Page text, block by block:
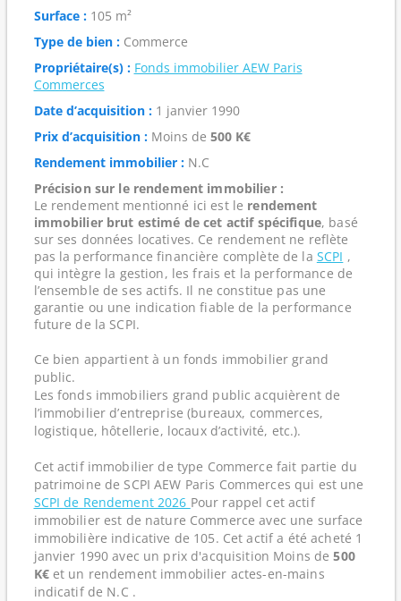
Surface :105 m²
Type de bien :Commerce
Propriétaire(s) : Fonds immobilier AEW Paris
Commerces
Date d’acquisition :1 janvier 1990
Prix d’acquisition :Moins de 500 K€
Rendement immobilier :N.C
Précision sur le rendement immobilier :
Le rendement mentionné ici est le rendement
immobilier brut estimé de cet actif spécifique, basé
sur ses données locatives. Ce rendement ne reflète
pas la performance financière complète de la SCPI ,
qui intègre la gestion, les frais et la performance de
l’ensemble de ses actifs. Il ne constitue pas une
garantie ou une indication fiable de la performance
future de la SCPI.
Ce bien appartient à un fonds immobilier grand
public.
Les fonds immobiliers grand public acquièrent de
l’immobilier d’entreprise (bureaux, commerces,
logistique, hôtellerie, locaux d’activité, etc.).
Cet actif immobilier de type Commerce fait partie du
patrimoine de SCPI AEW Paris Commerces qui est une
SCPI de Rendement 2026 Pour rappel cet actif
immobilier est de nature Commerce avec une surface
immobilière indicative de 105. Cet actif a été acheté 1
janvier 1990 avec un prix d'acquisition Moins de500
K€et un rendement immobilier actes-en-mains
indicatif de N.C .